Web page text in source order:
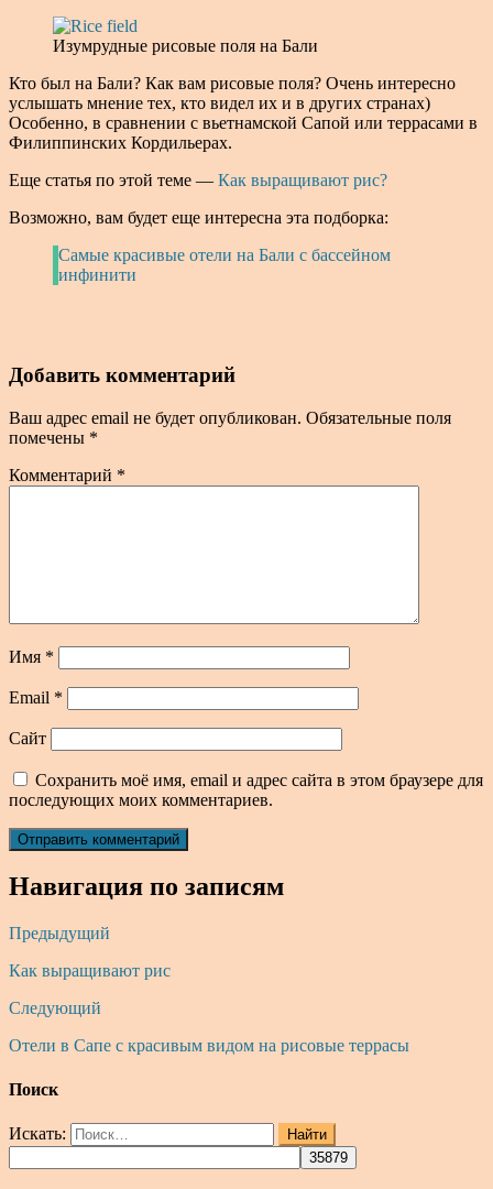
Изумрудные рисовые поля на Бали
Кто был на Бали? Как вам рисовые поля? Очень интересно
услышать мнение тех, кто видел их и в других странах)
Особенно, в сравнении с вьетнамской Сапой или террасами в
Филиппинских Кордильерах.
Еще статья по этой теме — Как выращивают рис?
Возможно, вам будет еще интересна эта подборка:
Самые красивые отели на Бали с бассейном
инфинити
Добавить комментарий
Ваш адрес email не будет опубликован. Обязательные поля
помечены *
Комментарий *
Имя *
Email *
Сайт
Сохранить моё имя, email и адрес сайта в этом браузере для
последующих моих комментариев.
Навигация по записям
Предыдущий
Как выращивают рис
Следующий
Отели в Сапе с красивым видом на рисовые террасы
Поиск
Искать: Найти